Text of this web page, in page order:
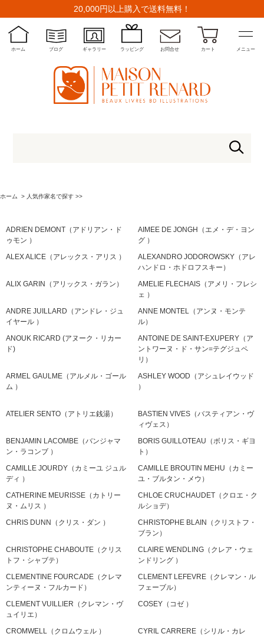
20,000円以上購入で送料無料！
ホーム ブログ ギャラリー ラッピング お問合せ カート メニュー
ホーム > 人気作家名で探す >>
ADRIEN DEMONT（アドリアン・ド
ゥモン ）
AIMEE DE JONGH（エメ・デ・ヨン
グ ）
ALEX ALICE（アレックス・アリス ）
ALEXANDRO JODOROWSKY（アレ
ハンドロ・ホドロフスキー）
ALIX GARIN（アリックス・ガラン）
AMELIE FLECHAIS（アメリ・フレシ
ェ ）
ANDRE JUILLARD（アンドレ・ジュ
イヤール ）
ANNE MONTEL（アンヌ・モンテ
ル）
ANOUK RICARD (アヌーク・リカー
ド)
ANTOINE DE SAINT-EXUPERY（ア
ントワーヌ・ド・サン=テグジュペ
リ）
ARMEL GAULME（アルメル・ゴール
ム ）
ASHLEY WOOD（アシュレイウッド
）
ATELIER SENTO（アトリエ銭湯）
BASTIEN VIVES（バスティアン・ヴ
ィヴェス）
BENJAMIN LACOMBE（バンジャマ
ン・ラコンブ ）
BORIS GUILLOTEAU（ボリス・ギヨ
ト）
CAMILLE JOURDY（カミーユ ジュル
ディ ）
CAMILLE BROUTIN MEHU（カミー
ユ・ブルタン・メウ）
CATHERINE MEURISSE（カトリー
ヌ・ムリス ）
CHLOE CRUCHAUDET（クロエ・ク
ルショデ）
CHRIS DUNN（クリス・ダン ）
CHRISTOPHE BLAIN（クリストフ・
ブラン）
CHRISTOPHE CHABOUTE（クリス
トフ・シャブテ）
CLAIRE WENDLING（クレア・ウェ
ンドリング ）
CLEMENTINE FOURCADE（クレマ
ンティーヌ・フルカード）
CLEMENT LEFEVRE（クレマン・ル
フェーブル）
CLEMENT VUILLIER（クレマン・ヴ
ュイリエ）
COSEY（コゼ ）
CROMWELL（クロムウェル ）
CYRIL CARRERE（シリル・カレ